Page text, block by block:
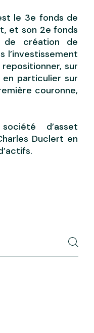
le 3e fonds de
et son 2e fonds
de création de
l’investissement
sur
particulier sur
couronne,
d’asset
Duclert en